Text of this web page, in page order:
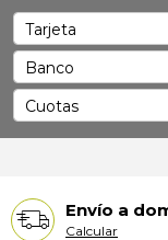
Envío a
Calcular